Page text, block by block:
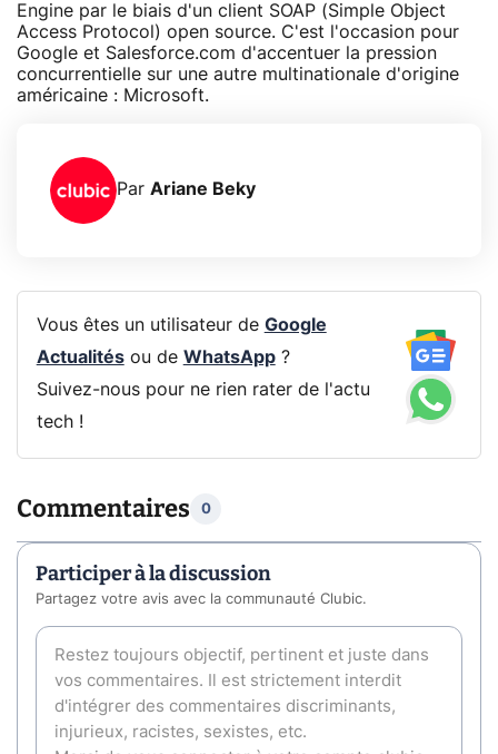
Engine par le biais d'un client SOAP (Simple Object
Access Protocol) open source. C'est l'occasion pour
Google et Salesforce.com d'accentuer la pression
concurrentielle sur une autre multinationale d'origine
américaine : Microsoft.
Par Ariane Beky
Vous êtes un utilisateur de Google
Actualitésou de WhatsApp?
Suivez-nous pour ne rien rater de l'actu
tech !
Commentaires 0
Participer à la discussion
Partagez votre avis avec la communauté Clubic.